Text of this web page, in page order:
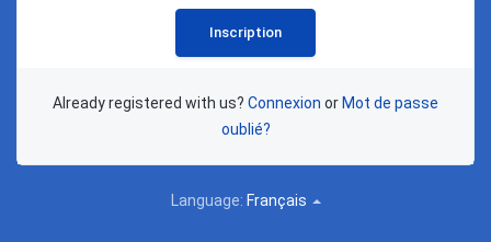
Already registered with us? Connexion or Mot de passe
oublié?
Language: Français